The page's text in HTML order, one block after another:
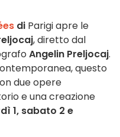
di Parigi apre le
, diretto dal
Angelin Preljocaj.
questo
due opere
e una creazione
1, sabato 2 e